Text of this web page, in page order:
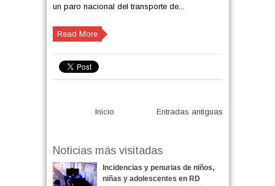
un paro nacional del transporte de...
Read More
Entradas antiguas
Inicio
Noticias más visitadas
Incidencias y penurias de niños,
niñas y adolescentes en RD